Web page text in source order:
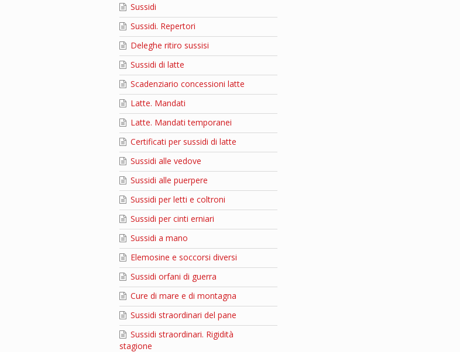
Sussidi
Sussidi. Repertori
Deleghe ritiro sussisi
Sussidi di latte
Scadenziario concessioni latte
Latte. Mandati
Latte. Mandati temporanei
Certificati per sussidi di latte
Sussidi alle vedove
Sussidi alle puerpere
Sussidi per letti e coltroni
Sussidi per cinti erniari
Sussidi a mano
Elemosine e soccorsi diversi
Sussidi orfani di guerra
Cure di mare e di montagna
Sussidi straordinari del pane
Sussidi straordinari. Rigidità
stagione